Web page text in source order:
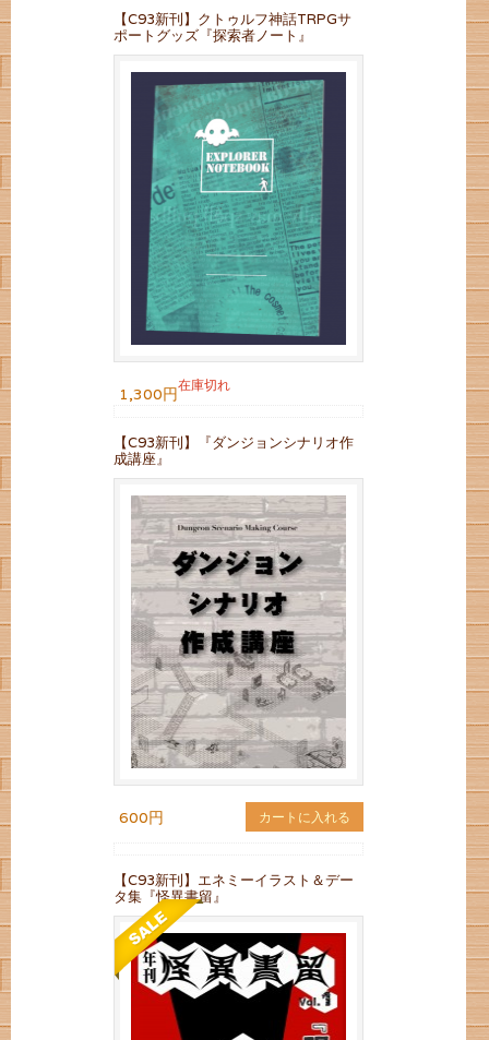
【C93新刊】クトゥルフ神話TRPGサ
ポートグッズ『探索者ノート』
1,300円在庫切れ
【C93新刊】『ダンジョンシナリオ作
成講座』
600円 カートに入れる
【C93新刊】エネミーイラスト＆デー
タ集『怪異書留』